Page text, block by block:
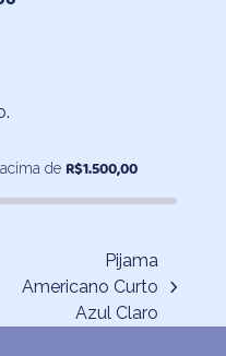
de R$1.500,00
next
post:
Pijama
Americano Curto
Azul Claro